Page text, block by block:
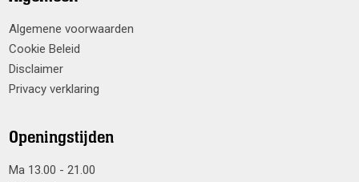
Algemene voorwaarden
Cookie Beleid
Disclaimer
Privacy verklaring
Openingstijden
Ma 13.00 - 21.00